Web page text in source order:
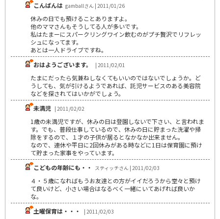
こんばんは gamballさん | 2011/01/26
休みの日でも預けることありますよ。
他のママさんもそうしてる人が多いです。
私はたまーにスパークリングワイン飲むのがプチ贅沢でリフレッ
シュになってます。
あとは一人ドライブですね。
おはようございます。
| 2011/02/01
たまにだったら気兼ねしなくてもいいのではないでしょうか。ど
うしても、気が引けるようであれば、託児サービスのある美容院
などを探されてはいかがでしょう。
未満児 | 2011/02/02
1歳の未満児ですが、休みの日は登園しないで下さい、と言われま
す。でも、普段仕事しているので、休みの日に貯まった洗濯や掃
除をするので、１才の子供が居るとなかなか出来ません。
なので、連休や平日に2回休みがある時などに1日は保育園に預け
て貯まった家事をやっています。
こどもの年齢にも・・
スティッチさん | 2011/02/03
４・５歳になればもうお友達との方がイイだろうから堂々と預け
て良いけど、小さい場合はなるべく一緒にいてあげれば良いか
な。
土曜保育は・・・
| 2011/02/03